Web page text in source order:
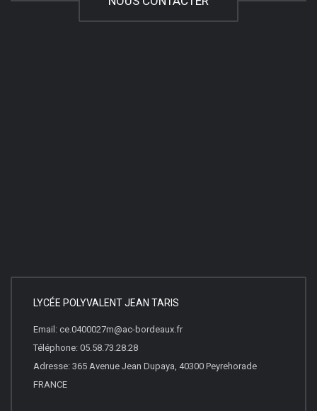
LYCÉE POLYVALENT JEAN TARIS
Email: ce.0400027m@ac-bordeaux.fr
Téléphone: 05.58.73.28.28
Adresse: 365 Avenue Jean Dupaya, 40300 Peyrehorade
FRANCE